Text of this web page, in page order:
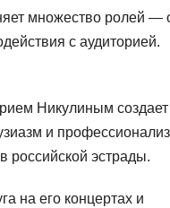
множество ролей —
с аудиторией.
Никулиным создает
и
российской эстрады.
на его концертах и